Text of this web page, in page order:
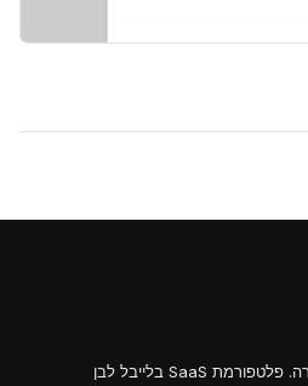
מניעים את עתיד ניהול התחבורה. פלטפורמת SaaS בלייבל לבן